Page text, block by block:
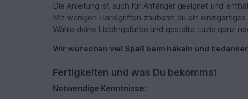
Die Anleitung ist auch für Anfänger geeignet und
Mit wenigen Handgriffen zauberst du ein einzigartiges
Wähle deine Lieblingsfarbe und gestalte Luzie ganz
Wir wünschen viel Spaß beim häkeln und
Fertigkeiten und was Du bekommst
Notwendige Kenntnisse: